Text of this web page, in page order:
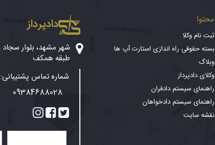
محتوا
ثبت نام وکلا
بسته حقوقی راه اندازی استارت آپ ها
وبلاگ
وکلای دادپرداز
راهنمای سیستم دادفران
راهنمای سیستم دادخواهان
نقشه سایت
دادپرداز
طبقه همکف
شماره تماس پشتیبانی:
09384688028